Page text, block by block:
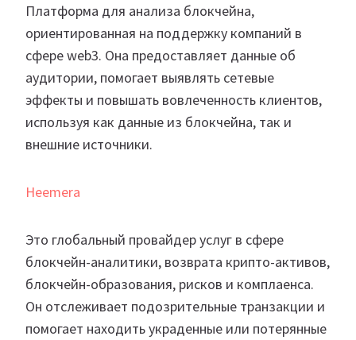
Платформа для анализа блокчейна,
ориентированная на поддержку компаний в
сфере web3. Она предоставляет данные об
аудитории, помогает выявлять сетевые
эффекты и повышать вовлеченность клиентов,
используя как данные из блокчейна, так и
внешние источники.
Heemera
Это глобальный провайдер услуг в сфере
блокчейн-аналитики, возврата крипто-активов,
блокчейн-образования, рисков и комплаенса.
Он отслеживает подозрительные транзакции и
помогает находить украденные или потерянные